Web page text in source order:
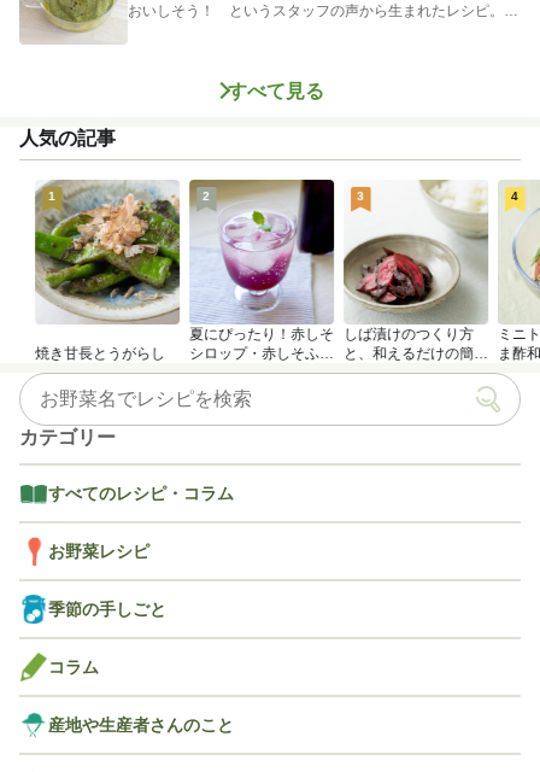
おいしそう！ というスタッフの声から生まれたレシピ。つ
すべて見る
人気の記事
1
焼き甘長とうがらし
2
夏にぴったり！赤しそ
シロップ・赤しそふり
かけのつくり方
3
しば漬けのつくり方
と、和えるだけの簡単
アレンジレシピ
4
ミニ
ま酢
カテゴリー
すべてのレシピ・コラム
お野菜レシピ
季節の手しごと
コラム
産地や生産者さんのこと